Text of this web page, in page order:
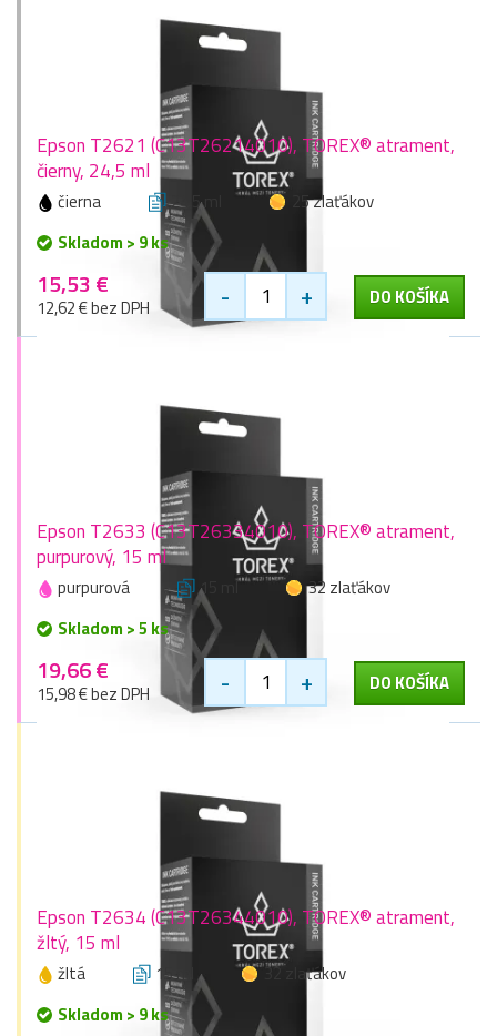
Epson T2621 (C13T26214010), TOREX® atrament,
čierny, 24,5 ml
čierna 24,5 ml
25 zlaťákov
Skladom > 9 ks
15,53 €
12,62 € bez DPH - + DO KOŠÍKA
Epson T2633 (C13T26334010), TOREX® atrament,
purpurový, 15 ml
purpurová 15 ml
32 zlaťákov
Skladom > 5 ks
19,66 €
15,98 € bez DPH - + DO KOŠÍKA
Epson T2634 (C13T26344010), TOREX® atrament,
žltý, 15 ml
žltá 15 ml
32 zlaťákov
Skladom > 9 ks